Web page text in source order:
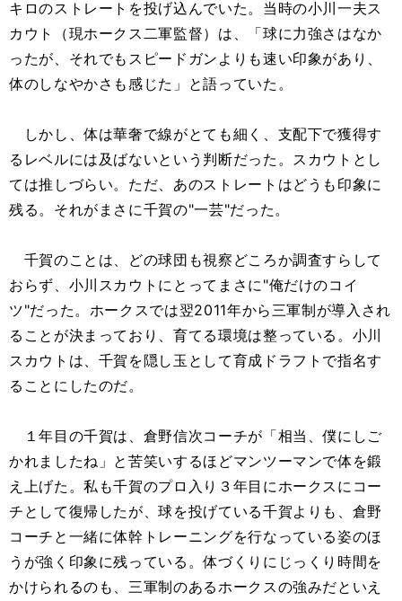
キロのストレートを投げ込んでいた。当時の小川一夫ス
カウト（現ホークス二軍監督）は、「球に力強さはなか
ったが、それでもスピードガンよりも速い印象があり、
体のしなやかさも感じた」と語っていた。
しかし、体は華奢で線がとても細く、支配下で獲得す
るレベルには及ばないという判断だった。スカウトとし
ては推しづらい。ただ、あのストレートはどうも印象に
残る。それがまさに千賀の"一芸"だった。
千賀のことは、どの球団も視察どころか調査すらして
おらず、小川スカウトにとってまさに"俺だけのコイ
ツ"だった。ホークスでは翌2011年から三軍制が導入され
ることが決まっており、育てる環境は整っている。小川
スカウトは、千賀を隠し玉として育成ドラフトで指名す
ることにしたのだ。
１年目の千賀は、倉野信次コーチが「相当、僕にしご
かれましたね」と苦笑いするほどマンツーマンで体を鍛
え上げた。私も千賀のプロ入り３年目にホークスにコー
チとして復帰したが、球を投げている千賀よりも、倉野
コーチと一緒に体幹トレーニングを行なっている姿のほ
うが強く印象に残っている。体づくりにじっくり時間を
かけられるのも、三軍制のあるホークスの強みだといえ